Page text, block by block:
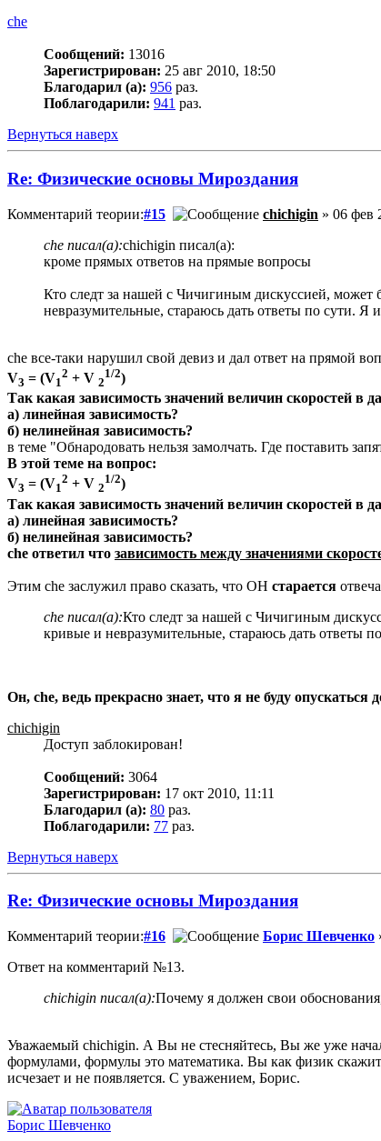
che
Сообщений: 13016
Зарегистрирован: 25 авг 2010, 18:50
Благодарил (а): 956 раз.
Поблагодарили: 941 раз.
Вернуться наверх
Re: Физические основы Мироздания
Комментарий теории:#15 chichigin » 06 фев
che писал(а):chichigin писал(а):
кроме прямых ответов на прямые вопросы
Кто следт за нашей с Чичигиным дискуссией, может
невразумительные, стараюсь дать ответы по сути.
che все-таки нарушил свой девиз и дал ответ на прямой
V3 = (V1
2 + V 2
1/2)
Так какая зависимость значений величин скоростей в
а) линейная зависимость?
б) нелинейная зависимость?
в теме "Обнародовать нельзя замолчать. Где поставить
В этой теме на вопрос:
V3 = (V1
2 + V 2
1/2)
Так какая зависимость значений величин скоростей в
а) линейная зависимость?
б) нелинейная зависимость?
che ответил что зависимость между значениями
Этим che заслужил право сказать, что ОН старается
che писал(а):Кто следт за нашей с Чичигиным
кривые и невразумительные, стараюсь дать ответы
Он, che, ведь прекрасно знает, что я не буду
chichigin
Доступ заблокирован!
Сообщений: 3064
Зарегистрирован: 17 окт 2010, 11:11
Благодарил (а): 80 раз.
Поблагодарили: 77 раз.
Вернуться наверх
Re: Физические основы Мироздания
Комментарий теории:#16 Борис Шевченко
Ответ на комментарий №13.
chichigin писал(а):Почему я должен свои
Уважаемый chichigin. А Вы не стесняйтесь, Вы же уже
формулами, формулы это математика. Вы как физик
исчезает и не появляется. С уважением, Борис.
Борис Шевченко